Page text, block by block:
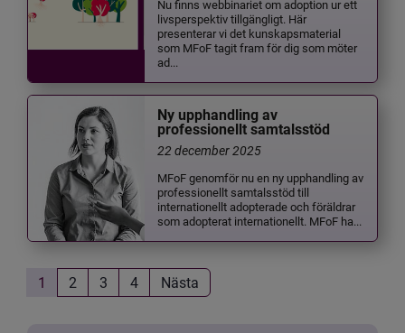
Nu finns webbinariet om adoption ur ett
livsperspektiv tillgängligt. Här
presenterar vi det kunskapsmaterial
som MFoF tagit fram för dig som möter
ad...
Ny upphandling av
professionellt samtalsstöd
22 december 2025
MFoF genomför nu en ny upphandling av
professionellt samtalsstöd till
internationellt adopterade och föräldrar
som adopterat internationellt. MFoF ha...
1 2 3 4 Nästa